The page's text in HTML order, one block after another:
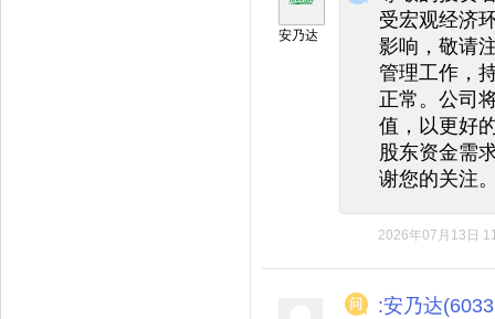
安乃达
受宏观经济
影响，敬请
管理工作，
正常。公司
值，以更好
股东资金需
谢您的关注
2026年07月13日
:安乃达